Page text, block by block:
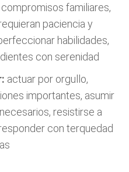
familiares,
paciencia y
habilidades,
con serenidad
actuar por orgullo,
importantes, asumir
resistirse a
con terquedad